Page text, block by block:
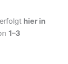
hier in
1–3